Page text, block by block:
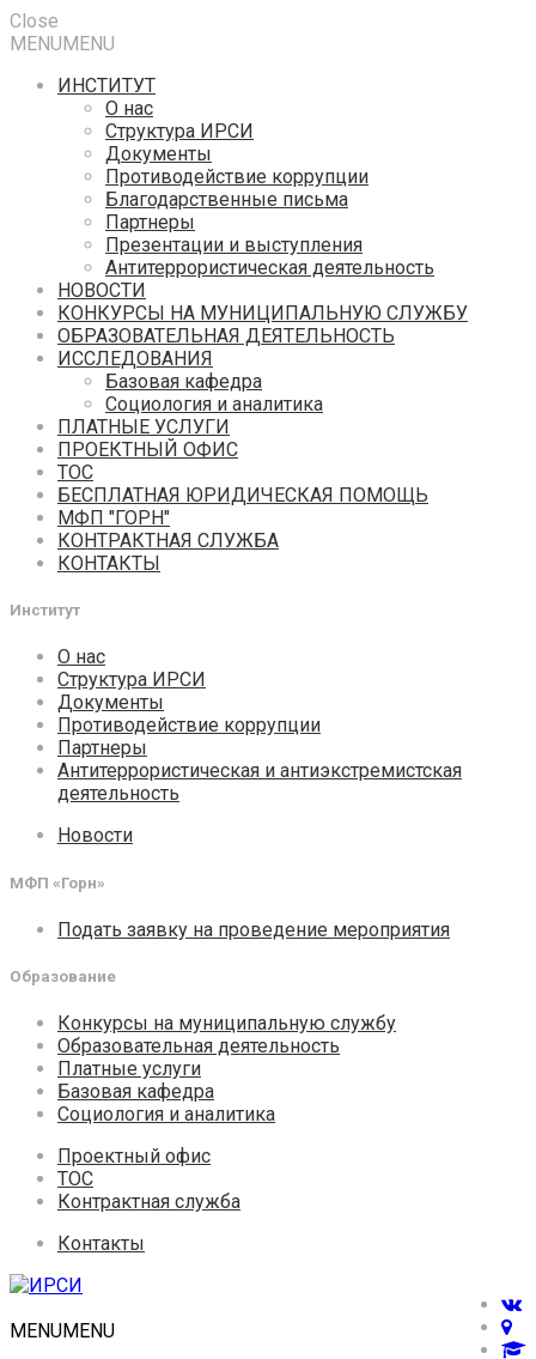
Close
MENUMENU
ИНСТИТУТ
О нас
Структура ИРСИ
Документы
Противодействие коррупции
Благодарственные письма
Партнеры
Презентации и выступления
Антитеррористическая деятельность
НОВОСТИ
КОНКУРСЫ НА МУНИЦИПАЛЬНУЮ СЛУЖБУ
ОБРАЗОВАТЕЛЬНАЯ ДЕЯТЕЛЬНОСТЬ
ИССЛЕДОВАНИЯ
Базовая кафедра
Социология и аналитика
ПЛАТНЫЕ УСЛУГИ
ПРОЕКТНЫЙ ОФИС
ТОС
БЕСПЛАТНАЯ ЮРИДИЧЕСКАЯ ПОМОЩЬ
МФП "ГОРН"
КОНТРАКТНАЯ СЛУЖБА
КОНТАКТЫ
Институт
О нас
Структура ИРСИ
Документы
Противодействие коррупции
Партнеры
Антитеррористическая и антиэкстремистская
деятельность
Новости
МФП «Горн»
Подать заявку на проведение мероприятия
Образование
Конкурсы на муниципальную службу
Образовательная деятельность
Платные услуги
Базовая кафедра
Социология и аналитика
Проектный офис
ТОС
Контрактная служба
Контакты
MENUMENU